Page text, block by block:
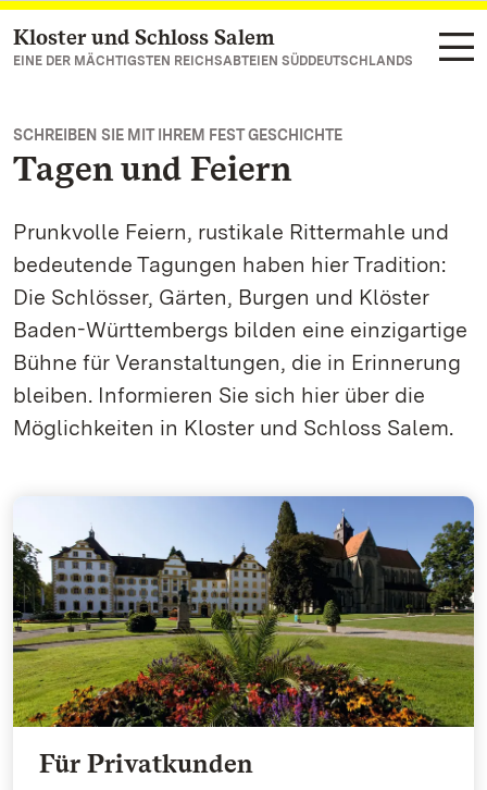
Zum Hauptinhalt springen
Kloster und Schloss Salem
EINE DER MÄCHTIGSTEN REICHSABTEIEN SÜDDEUTSCHLANDS
SCHREIBEN SIE MIT IHREM FEST GESCHICHTE
Tagen und Feiern
Prunkvolle Feiern, rustikale Rittermahle und
bedeutende Tagungen haben hier Tradition:
Die Schlösser, Gärten, Burgen und Klöster
Baden-Württembergs bilden eine einzigartige
Bühne für Veranstaltungen, die in Erinnerung
bleiben. Informieren Sie sich hier über die
Möglichkeiten in Kloster und Schloss Salem.
Für Privatkunden